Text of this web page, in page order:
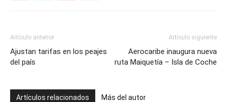
Artículo anterior
Ajustan tarifas en los peajes
del país
Artículo siguiente
Aerocaribe inaugura nueva
ruta Maiquetía – Isla de Coche
Artículos relacionados Más del autor